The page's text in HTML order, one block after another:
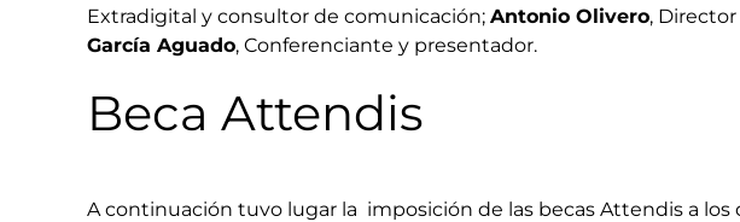
Extradigital y consultor de comunicación; Antonio Olivero,
García Aguado, Conferenciante y presentador.
Beca Attendis
A continuación tuvo lugar la imposición de las becas Attendis a los